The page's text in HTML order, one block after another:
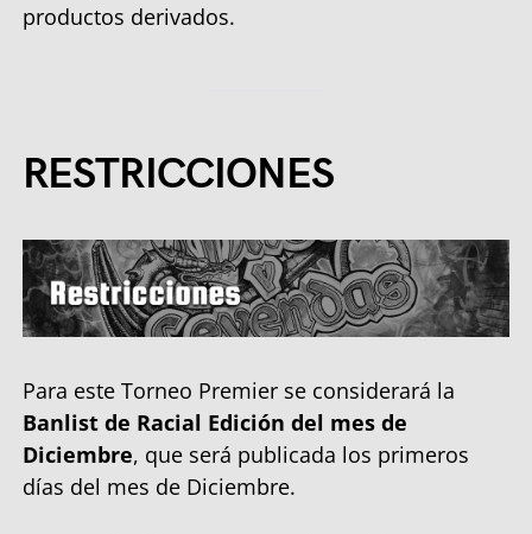
productos derivados.
RESTRICCIONES
Para este Torneo Premier se considerará la
Banlist de Racial Edición del mes de
Diciembre, que será publicada los primeros
días del mes de Diciembre.